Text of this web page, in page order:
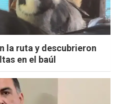
la ruta y descubrieron
en el baúl